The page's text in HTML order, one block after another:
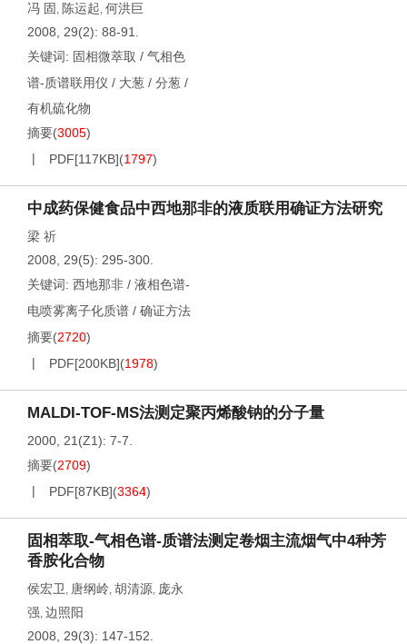
冯 固 , 陈运起, 何洪巨
2008, 29(2): 88-91.
关键词: 固相微萃取 / 气相色
谱-质谱联用仪 / 大葱 / 分葱 /
有机硫化物
摘要(3005)
PDF[117KB](1797)
中成药保健食品中西地那非的液质联用确证方法研究
梁 祈
2008, 29(5): 295-300.
关键词: 西地那非 / 液相色谱-
电喷雾离子化质谱 / 确证方法
摘要(2720)
PDF[200KB](1978)
MALDI-TOF-MS法测定聚丙烯酸钠的分子量
2000, 21(Z1): 7-7.
摘要(2709)
PDF[87KB](3364)
固相萃取-气相色谱-质谱法测定卷烟主流烟气中4种芳
香胺化合物
侯宏卫 , 唐纲岭, 胡清源, 庞永
强, 边照阳
2008, 29(3): 147-152.